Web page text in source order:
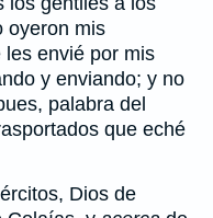
oyeron mis
les envié por mis
y enviando; y no
palabra del
que eché
Dios de